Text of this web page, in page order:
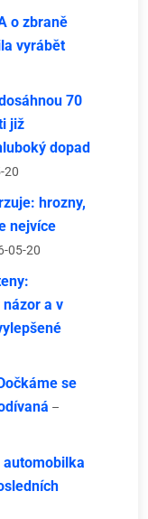
o zbraně
vyrábět
70
již
dopad
20
hrozny,
nejvíce
05-20
a v
se
–